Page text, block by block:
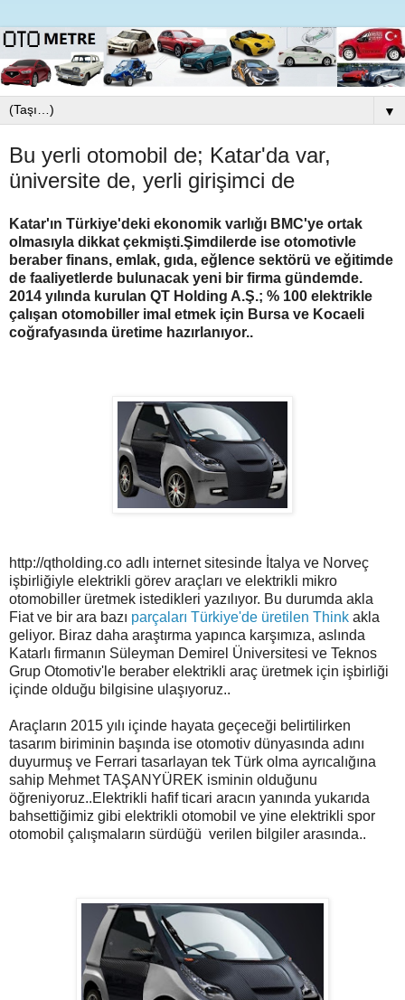
▼
Bu yerli otomobil de; Katar'da var,
üniversite de, yerli girişimci de
Katar'ın Türkiye'deki ekonomik varlığı BMC'ye ortak
olmasıyla dikkat çekmişti.Şimdilerde ise otomotivle
beraber finans, emlak, gıda, eğlence sektörü ve eğitimde
de faaliyetlerde bulunacak yeni bir firma gündemde.
2014 yılında kurulan QT Holding A.Ş.; % 100 elektrikle
çalışan otomobiller imal etmek için Bursa ve Kocaeli
coğrafyasında üretime hazırlanıyor..
http://qtholding.co adlı internet sitesinde İtalya ve Norveç
işbirliğiyle elektrikli görev araçları ve elektrikli mikro
otomobiller üretmek istedikleri yazılıyor. Bu durumda akla
Fiat ve bir ara bazı parçaları Türkiye'de üretilen Think akla
geliyor. Biraz daha araştırma yapınca karşımıza, aslında
Katarlı firmanın Süleyman Demirel Üniversitesi ve Teknos
Grup Otomotiv'le beraber elektrikli araç üretmek için işbirliği
içinde olduğu bilgisine ulaşıyoruz..
Araçların 2015 yılı içinde hayata geçeceği belirtilirken
tasarım biriminin başında ise otomotiv dünyasında adını
duyurmuş ve Ferrari tasarlayan tek Türk olma ayrıcalığına
sahip Mehmet TAŞANYÜREK isminin olduğunu
öğreniyoruz..Elektrikli hafif ticari aracın yanında yukarıda
bahsettiğimiz gibi elektrikli otomobil ve yine elektrikli spor
otomobil çalışmaların sürdüğü verilen bilgiler arasında..